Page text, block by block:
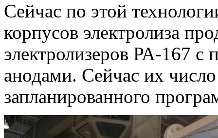
Сейчас по этой
корпусов электролиза
электролизеров РА-167
анодами. Сейчас их
запланированного